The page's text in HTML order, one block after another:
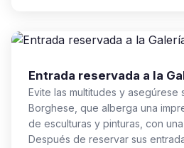
Entrada reservada a la
Evite las multitudes y asegúrese
Borghese, que alberga una
de esculturas y pinturas, con
Después de reservar sus